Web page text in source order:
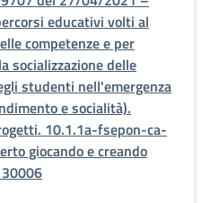
educativi volti al
competenze e per
socializzazione delle
studenti nell'emergenza
e socialità).
10.1.1a-fsepon-ca-
giocando e creando